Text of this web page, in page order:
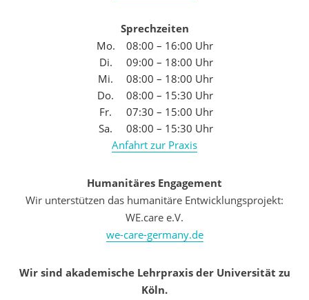
Sprechzeiten
Mo.
08:00 – 16:00 Uhr
Di.
09:00 – 18:00 Uhr
Mi.
08:00 – 18:00 Uhr
Do.
08:00 – 15:30 Uhr
Fr.
07:30 – 15:00 Uhr
Sa.
08:00 – 15:30 Uhr
Anfahrt zur Praxis
Humanitäres Engagement
Wir unterstützen das humanitäre Entwicklungsprojekt:
WE.care e.V.
we-care-germany.de
Wir sind akademische Lehrpraxis der Universität zu
Köln.